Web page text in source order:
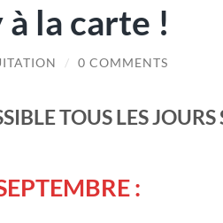
à la carte !
/ 0 COMMENTS
TOUS LES
: